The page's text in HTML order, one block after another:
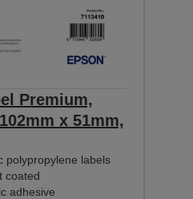
Premium,
x 51mm,
polypropylene labels
coated
adhesive